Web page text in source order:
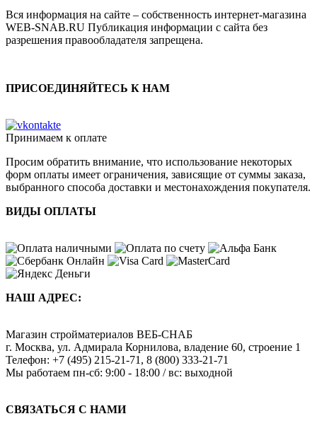
Вся информация на сайте – собственность интернет-магазина
WEB-SNAB.RU Публикация информации с сайта без
разрешения правообладателя запрещена.
ПРИСОЕДИНЯЙТЕСЬ К НАМ
Принимаем к оплате
Просим обратить внимание, что использование некоторых
форм оплаты имеет ограничения, зависящие от суммы заказа,
выбранного способа доставки и местонахождения покупателя.
ВИДЫ ОПЛАТЫ
НАШ АДРЕС:
Магазин стройматериалов ВЕБ-СНАБ
г. Москва, ул. Адмирала Корнилова, владение 60, строение 1
Телефон: +7 (495) 215-21-71 , 8 (800) 333-21-71
Мы работаем пн-сб: 9:00 - 18:00 / вс: выходной
СВЯЗАТЬСЯ С НАМИ